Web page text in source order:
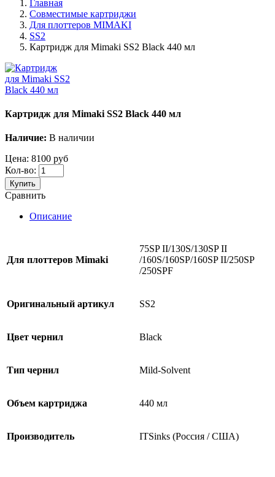
Главная
Совместимые картриджи
Для плоттеров MIMAKI
SS2
Картридж для Mimaki SS2 Black 440 мл
Картридж для Mimaki SS2 Black 440 мл
Наличие: В наличии
Цена: 8100 руб
Кол-во:
Купить
Сравнить
Описание
Для плоттеров Mimaki
75SP II/130S/130SP II
/160S/160SP/160SP II/250SP
/250SPF
Оригинальный артикул SS2
Цвет чернил Black
Тип чернил Mild-Solvent
Объем картриджа 440 мл
Производитель ITSinks (Россия / США)